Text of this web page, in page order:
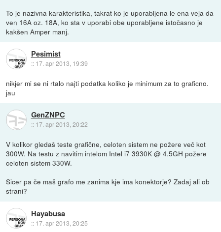
To je nazivna karakteristika, takrat ko je uporabljena le ena veja da
ven 16A oz. 18A, ko sta v uporabi obe uporabljene istočasno je
kakšen Amper manj.
Pesimist
:: 17. apr 2013, 19:39
nikjer mi se ni rtalo najti podatka koliko je minimum za to graficno.
jau
GenZNPC
:: 17. apr 2013, 20:22
V kolikor gledaš teste grafične, celoten sistem ne požere več kot
300W. Na testu z navitim intelom Intel i7 3930K @ 4.5GH požere
celoten sistem 330W.
Sicer pa če maš grafo me zanima kje ima konektorje? Zadaj ali ob
strani?
Hayabusa
:: 17. apr 2013, 20:25